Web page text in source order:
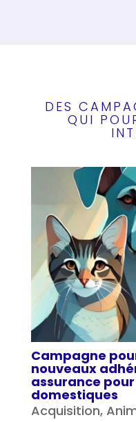
DES
QUI
Campagne
nouveaux
assurance
domestiques
Acquisition,